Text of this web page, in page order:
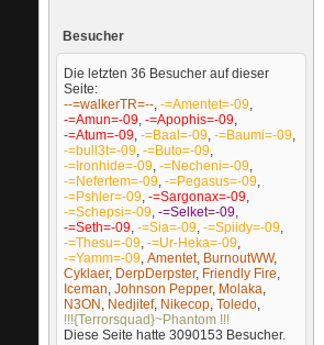
Besucher
Die letzten 36 Besucher auf dieser
Seite:
--=walkerTR=--, -=Amentet=-09,
-=Amun=-09, -=Apophis=-09,
-=Atum=-09, -=Baal=-09, -=Baumi=-09,
-=bull3t=-09, -=Buto=-09,
-=Ironhide=-09, -=Necheni=-09,
-=Nefertem=-09, -=Pegasus=-09,
-=Pshler=-09, -=Sargonax=-09,
-=Schepsi=-09, -=Selket=-09,
-=Seth=-09, -=Sia=-09, -=Spiidy=-09,
-=Thesu=-09, -=Ur-Heka=-09,
-=Yamm=-09, Amentet, BurnoutWW,
Cyklaer, DerpDerpster, Friendly Fire,
Iceman, Johnson Pepper, Molaka,
N3ON , Nedjitef, Nikecop, Toledo,
!!!{Terrorsquad}~Phantom !!!
Diese Seite hatte 3090153 Besucher.